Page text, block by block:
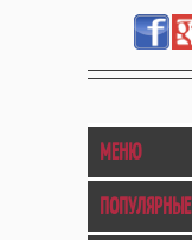
МЕНЮ
ПОПУЛЯРНЫЕ